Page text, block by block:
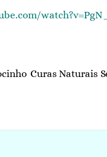
Curas Naturais